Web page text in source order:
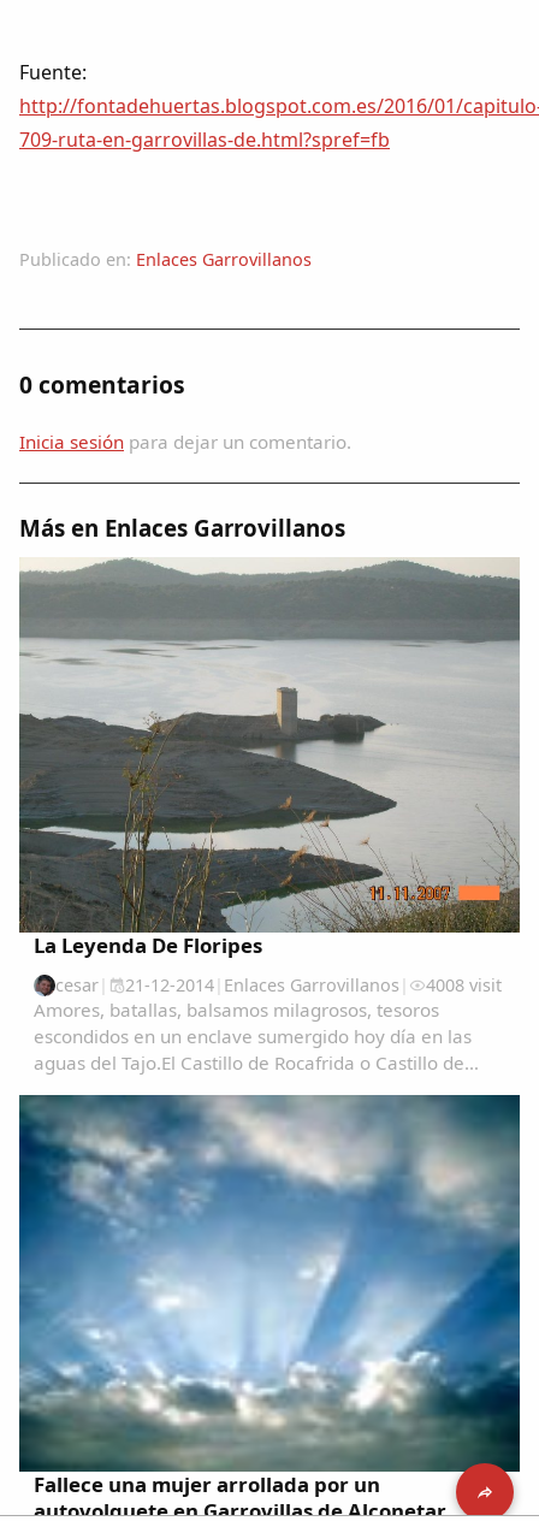
Fuente:
http://fontadehuertas.blogspot.com.es/2016/01/
709-ruta-en-garrovillas-de.html?spref=fb
Publicado en: Enlaces Garrovillanos
0 comentarios
Inicia sesión para dejar un comentario.
Más en Enlaces Garrovillanos
La Leyenda De Floripes
cesar| 21-12-2014| Enlaces Garrovillanos | 4008 visit
Amores, batallas, balsamos milagrosos, tesoros
escondidos en un enclave sumergido hoy día en las
aguas del Tajo.El Castillo de Rocafrida o Castillo de
Floripes es una fortaleza, de estilo gótico, construida
sobre los restos de otra romana anterior...
Fallece una mujer arrollada por un
autovolquete en Garrovillas de Alconetar